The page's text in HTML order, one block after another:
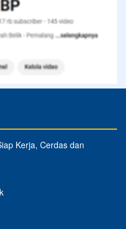
Kerja, Cerdas dan